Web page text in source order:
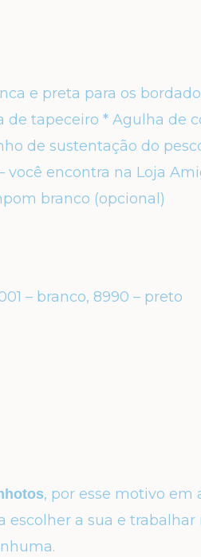
e preta para os
de tapeceiro * Agulha de
de sustentação do
você encontra na Loja
branco (opcional)
– branco, 8990 – preto
, por esse motivo em
a sua e